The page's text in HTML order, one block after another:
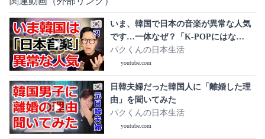
いま、韓国で日本の音楽が異常な人気
です…一体なぜ？「K-POPにはな
い“ある魅力”」に韓国人が言葉を失う3
つの理由
パクくんの日本生活
youtube.com
日韓夫婦だった韓国人に「離婚した理
由」を聞いてみた
パクくんの日本生活
youtube.com